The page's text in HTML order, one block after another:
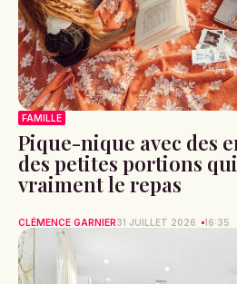
FAMILLE
Pique-nique avec des
des petites portions
vraiment le repas
CLÉMENCE GARNIER31 JUILLET 2026 16:35